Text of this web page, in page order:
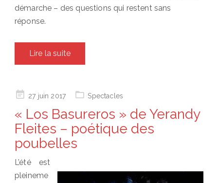
démarche – des questions qui restent sans
réponse.
Lire la suite
Posted27 juin 2017 Spectacles
« Los Basureros » de Yerandy
Fleites – poétique des
poubelles
L’été est
pleineme